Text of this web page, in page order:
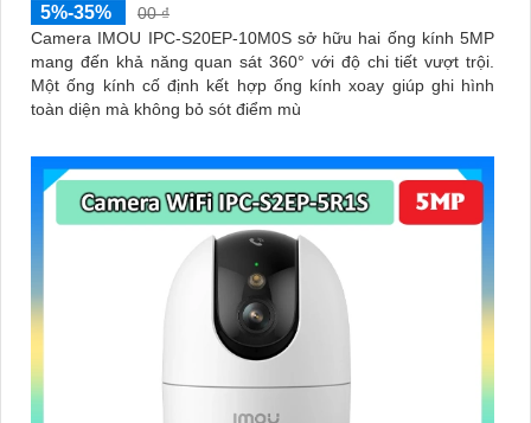
5%-35%
00 ₫
Camera IMOU IPC-S20EP-10M0S sở hữu hai ống kính 5MP
mang đến khả năng quan sát 360° với độ chi tiết vượt trội.
Một ống kính cố định kết hợp ống kính xoay giúp ghi hình
toàn diện mà không bỏ sót điểm mù